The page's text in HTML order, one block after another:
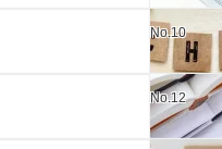
No.10
No.12